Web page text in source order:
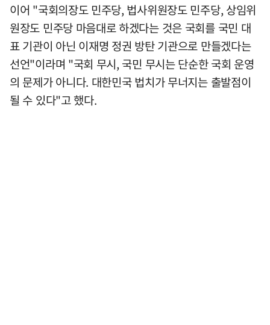
이어 "국회의장도 민주당, 법사위원장도 민주당, 상임위
원장도 민주당 마음대로 하겠다는 것은 국회를 국민 대
표 기관이 아닌 이재명 정권 방탄 기관으로 만들겠다는
선언"이라며 "국회 무시, 국민 무시는 단순한 국회 운영
의 문제가 아니다. 대한민국 법치가 무너지는 출발점이
될 수 있다"고 했다.